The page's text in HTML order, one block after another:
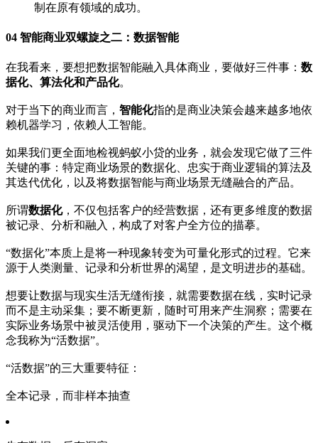
制在原有领域的成功。
04 智能商业双螺旋之二：数据智能
在我看来，要想把数据智能融入具体商业，要做好三件事： 数
据化、算法化和产品化。
对于当下的商业而言， 智能化指的是商业决策会越来越多地依
赖机器学习，依赖人工智能。
如果我们更全面地检视蚂蚁小贷的业务，就会发现它做了三件
关键的事：特定商业场景的数据化、忠实于商业逻辑的算法及
其迭代优化，以及将数据智能与商业场景无缝融合的产品。
所谓数据化，不仅包括客户的经营数据，还有更多维度的数据
被记录、分析和融入，构成了对客户全方位的描摹。
“数据化”本质上是将一种现象转变为可量化形式的过程。它来
源于人类测量、记录和分析世界的渴望，是文明进步的基础。
想要让数据与现实生活无缝衔接，就需要数据在线，实时记录
而不是主动采集；要不断更新，随时可用来产生洞察；需要在
实际业务场景中被灵活使用，驱动下一个决策的产生。这个概
念我称为“活数据”。
“活数据”的三大重要特征：
全本记录，而非样本抽查